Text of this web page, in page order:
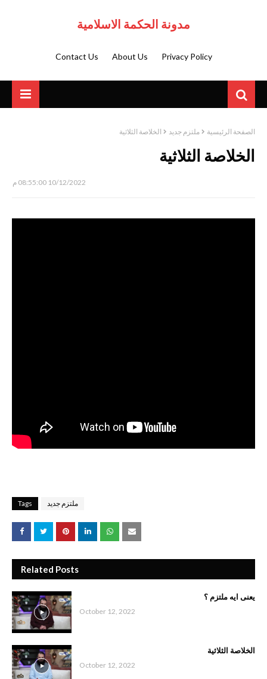
مدونة الحكمة الاسلامية
Privacy Policy
About Us
Contact Us
الصفحة الرئيسية ملتزم جديد الخلاصة الثلاثية
الخلاصة الثلاثية
10/12/2022 08:55:00 م
Tags ملتزم جديد
Related Posts
يعنى ايه ملتزم ؟
October 12, 2022
الخلاصة الثلاثية
October 12, 2022